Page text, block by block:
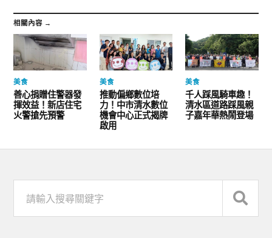
相關內容 →
美食
善心捐贈住警器發
揮效益！新店住宅
火警搶先預警
美食
推動偏鄉數位培
力！中市清水數位
機會中心正式揭牌
啟用
美食
千人踩風騎車趣！
清水區道路踩風親
子嘉年華熱鬧登場